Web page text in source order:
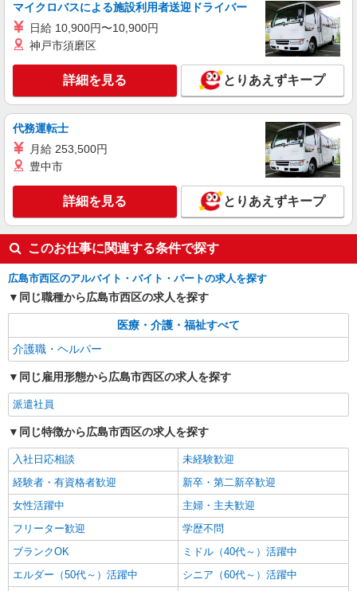
株式会社kotrio /●HR-H-1991449
新井口＊グループホームSTAFF＊生活のサポ
時給1350円〜1937円 ＜日払い有/週払い有/交
通費全支給(ガソリン代含む)＞
広島県広島市西区
詳細を見る
派遣社員
株式会社kotrio /●HR-H-2077453
高須駅★未経験OKの人間関係に悩まない職場
へ★サ高住スタッフ
時給1350円〜1937円 ＜日払い有/週払い有/交
通費全支給(ガソリン代含む)＞
広島市西区｜高須駅が最寄り
マイクロバスによる施設利用者送迎ドライバー
日給 10,900円〜10,900円
神戸市須磨区
詳細を見る とりあえずキープ
代務運転士
月給 253,500円
豊中市
詳細を見る とりあえずキープ
このお仕事に関連する条件で探す
広島市西区のアルバイト・バイト・パートの求人を探す
同じ職種から広島市西区の求人を探す
医療・介護・福祉すべて
介護職・ヘルパー
同じ雇用形態から広島市西区の求人を探す
派遣社員
同じ特徴から広島市西区の求人を探す
入社日応相談
未経験歓迎
経験者・有資格者歓迎
新卒・第二新卒歓迎
女性活躍中
主婦・主夫歓迎
フリーター歓迎
学歴不問
ブランクOK
ミドル（40代～）活躍中
エルダー（50代～）活躍中
シニア（60代～）活躍中